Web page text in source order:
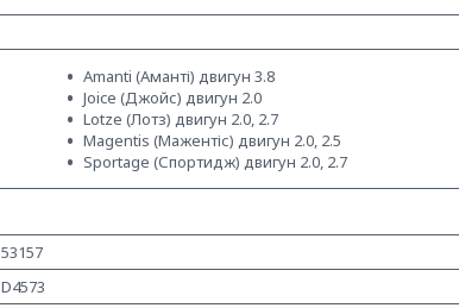
Amanti (Аманті) двигун 3.8
Joice (Джойс) двигун 2.0
Lotze (Лотз) двигун 2.0, 2.7
Magentis (Мажентіс) двигун 2.0, 2.5
Sportage (Спортидж) двигун 2.0, 2.7
53157
D4573